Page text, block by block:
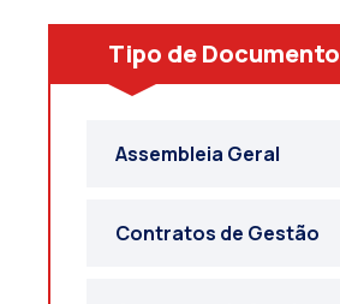
Tipo de Documento
Assembleia Geral
Contratos de Gestão